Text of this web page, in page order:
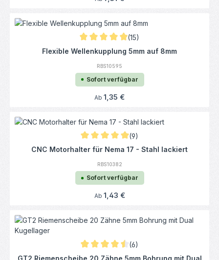
Durchschnittliche Bewertung von 4.97 von
(15)
Flexible Wellenkupplung 5mm auf 8mm
RBS10595
Sofort verfügbar
Regulärer Preis:
Ab 1,35 €
Durchschnittliche Bewertung von 4.94 von
(9)
CNC Motorhalter für Nema 17 - Stahl lackiert
RBS10382
Sofort verfügbar
Regulärer Preis:
Ab 1,43 €
Durchschnittliche Bewertung von 4.5 von
(6)
GT2 Riemenscheibe 20 Zähne 5mm Bohrung mit Dual